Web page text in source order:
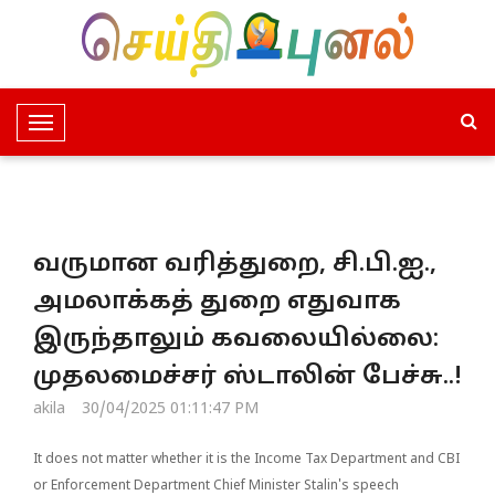
T
o
e
a
v
g
a
வருமான வரித்துறை, சி.பி.ஐ.,
அமலாக்கத் துறை எதுவாக
இருந்தாலும் கவலையில்லை:
முதலமைச்சர் ஸ்டாலின் பேச்சு..!
akila 30/04/2025 01:11:47 PM
It does not matter whether it is the Income Tax Department and CBI
or Enforcement Department Chief Minister Stalin's speech